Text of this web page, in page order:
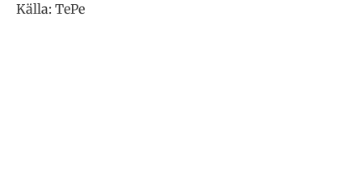
Källa: TePe